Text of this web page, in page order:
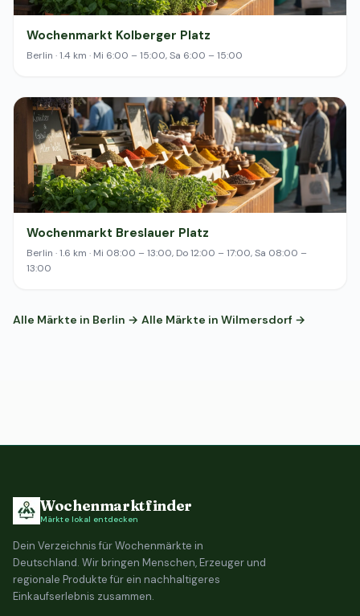
Wochenmarkt Kolberger Platz
Berlin · 1.4 km · Mi 6:00 – 15:00, Sa 6:00 – 15:00
Wochenmarkt Breslauer Platz
Berlin · 1.6 km · Mi 08:00 – 13:00, Do 12:00 – 17:00, Sa 08:00 –
13:00
Alle Märkte in Berlin → Alle Märkte in Wilmersdorf →
Wochenmarktfinder
Märkte lokal entdecken
Dein Verzeichnis für Wochenmärkte in
Deutschland. Wir bringen Menschen, Erzeuger und
regionale Produkte für ein nachhaltigeres
Einkaufserlebnis zusammen.